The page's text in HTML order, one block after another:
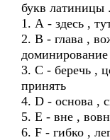
букв латиницы .
1. А - здесь ,
2. B - глава ,
доминирование
3. С - беречь ,
принять
4. D - основа ,
5. E - вне ,
6. F - гибко ,